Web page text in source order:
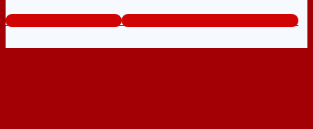
www.cuanhuavango.com Tổng đài tư vấn miễn phí: 0824.400.400